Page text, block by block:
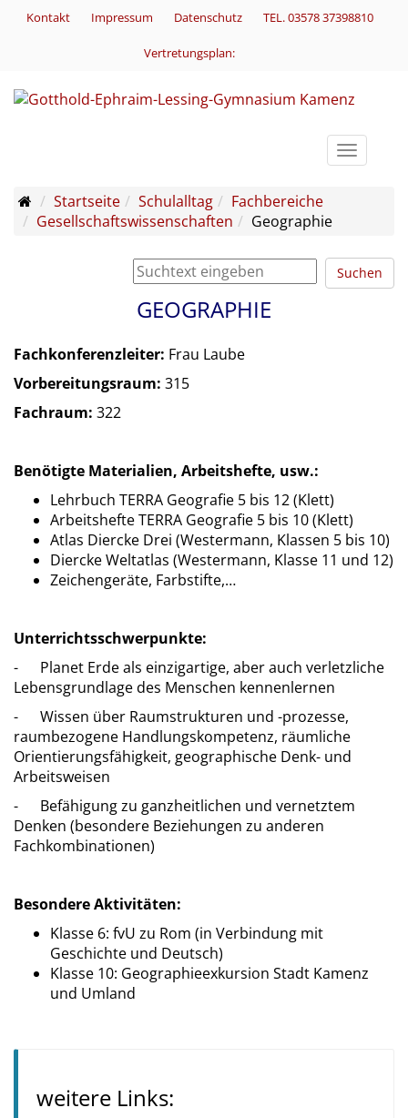
Kontakt Impressum Datenschutz TEL. 03578 37398810
Vertretungsplan:
Toggle
Startseite
Schulalltag
Fachbereiche
Gesellschaftswissenschaften
Geographie
Suchen
GEOGRAPHIE
Fachkonferenzleiter: Frau Laube
Vorbereitungsraum: 315
Fachraum: 322
Benötigte Materialien, Arbeitshefte, usw.:
Lehrbuch TERRA Geografie 5 bis 12 (Klett)
Arbeitshefte TERRA Geografie 5 bis 10 (Klett)
Atlas Diercke Drei (Westermann, Klassen 5 bis 10)
Diercke Weltatlas (Westermann, Klasse 11 und 12)
Zeichengeräte, Farbstifte,…
Unterrichtsschwerpunkte:
- Planet Erde als einzigartige, aber auch verletzliche
Lebensgrundlage des Menschen kennenlernen
- Wissen über Raumstrukturen und -prozesse,
raumbezogene Handlungskompetenz, räumliche
Orientierungsfähigkeit, geographische Denk- und
Arbeitsweisen
- Befähigung zu ganzheitlichen und vernetztem
Denken (besondere Beziehungen zu anderen
Fachkombinationen)
Besondere Aktivitäten:
Klasse 6: fvU zu Rom (in Verbindung mit
Geschichte und Deutsch)
Klasse 10: Geographieexkursion Stadt Kamenz
und Umland
weitere Links: